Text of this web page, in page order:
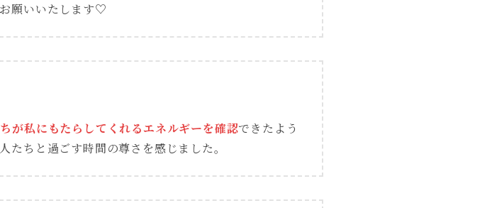
願いいたします♡
が私にもたらしてくれるエネルギーを確認できたよう
ちと過ごす時間の尊さを感じました。